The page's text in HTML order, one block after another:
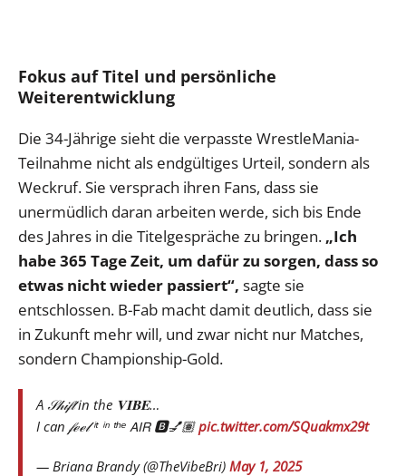
Fokus auf Titel und persönliche
Weiterentwicklung
Die 34-Jährige sieht die verpasste WrestleMania-
Teilnahme nicht als endgültiges Urteil, sondern als
Weckruf. Sie versprach ihren Fans, dass sie
unermüdlich daran arbeiten werde, sich bis Ende
des Jahres in die Titelgespräche zu bringen. „Ich
habe 365 Tage Zeit, um dafür zu sorgen, dass so
etwas nicht wieder passiert“, sagte sie
entschlossen. B-Fab macht damit deutlich, dass sie
in Zukunft mehr will, und zwar nicht nur Matches,
sondern Championship-Gold.
A 𝒮𝒽𝒾𝒻𝓉 in the 𝐕𝐈𝐁𝐄…
I can 𝒻ℯℯ𝓁 ⁱᵗ ⁱⁿ ᵗʰᵉ 𝖠𝖨𝖱 🅱️💅🏽pic.twitter.com/SQuakmx29t
— Briana Brandy (@TheVibeBri) May 1, 2025